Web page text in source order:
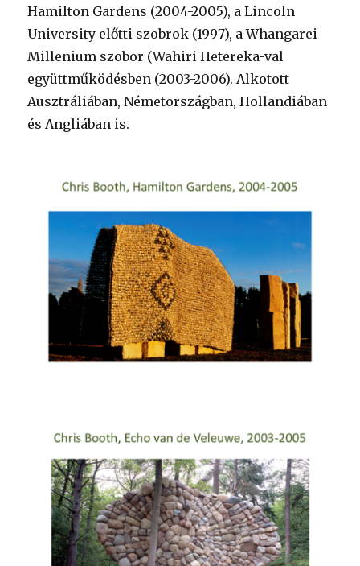
Hamilton Gardens (2004-2005), a Lincoln
University előtti szobrok (1997), a Whangarei
Millenium szobor (Wahiri Hetereka-val
együttműködésben (2003-2006). Alkotott
Ausztráliában, Németországban, Hollandiában
és Angliában is.